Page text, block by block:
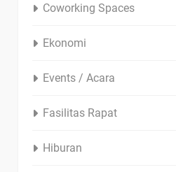
Coworking Spaces
Ekonomi
Events / Acara
Fasilitas Rapat
Hiburan